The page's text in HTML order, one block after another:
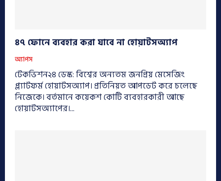
৪৭ ফোনে ব্যবহার করা যাবে না হোয়াটসঅ্যাপ
অ্যাপস
টেকভিশন২৪ ডেস্ক: বিশ্বের অন্যতম জনপ্রিয় মেসেজিং
প্ল্যাটফর্ম হোয়াটসঅ্যাপ। প্রতিনিয়ত আপডেট করে চলেছে
নিজেকে। বর্তমানে কয়েকশ কোটি ব্যবহারকারী আছে
হোয়াটসঅ্যাপের।...